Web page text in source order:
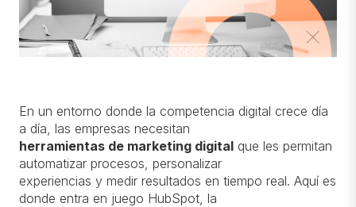
En un entorno donde la competencia digital crece día
a día, las empresas necesitan
herramientas de marketing digital que les permitan
automatizar procesos, personalizar
experiencias y medir resultados en tiempo real. Aquí es
donde entra en juego HubSpot, la